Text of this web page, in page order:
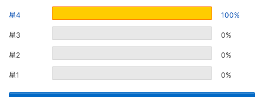
星4 100%
星3 0%
星2 0%
星1 0%